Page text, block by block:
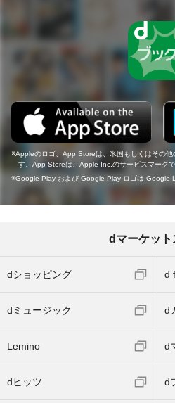
Appleのロゴ、App Storeは、米国もしくはその
す。App Storeは、Apple Inc.のサービスマークで
Google Play および Google Play ロゴは Google
dマーケット
dショッピング d
dミュージック d
Lemino d
dヒッツ d